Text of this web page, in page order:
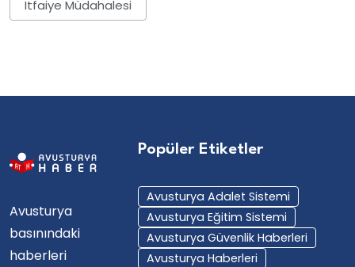
Itfaiye Müdahalesi
Avusturya
basınındaki
haberleri
Popüler Etiketler
Avusturya Adalet Sistemi
Avusturya Eğitim Sistemi
Avusturya Güvenlik Haberleri
Avusturya Haberleri